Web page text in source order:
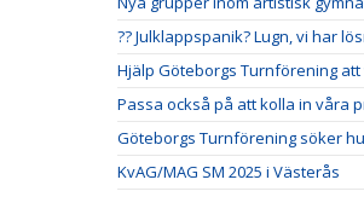
?? Julklappspanik? Lugn, vi har
Hjälp Göteborgs Turnförening
Passa också på att kolla in våra
Göteborgs Turnförening söker
KvAG/MAG SM 2025 i Västerås